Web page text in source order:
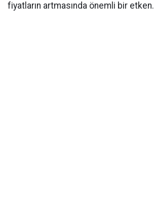
fiyatların artmasında önemli bir etken.